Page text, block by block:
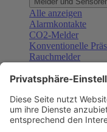
Alle anzeigen
Alarmkontakte
CO2-Melder
Konventionelle
Rauchmelder
Gefahrenmelder
Türsprechanlagen
Alle anzeigen
Außenstationen